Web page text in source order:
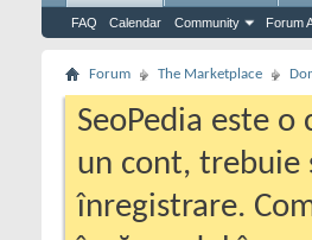
FAQ Calendar Community Forum
Forum The Marketplace
SeoPedia este
un cont, trebuie
înregistrare.